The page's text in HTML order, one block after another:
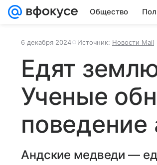
Общество
6 декабря 2024 Источник: Новости Mail
Едят
Ученые
Андские медведи —